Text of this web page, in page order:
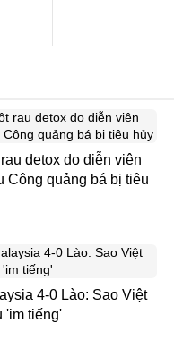
detox do diễn viên
Công quảng bá bị tiêu
4-0 Lào: Sao Việt
'im tiếng'